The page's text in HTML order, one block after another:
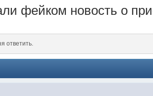
фейком новость о
ответить.